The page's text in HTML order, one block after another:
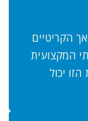
הקריטיים
המקצועית
יכול